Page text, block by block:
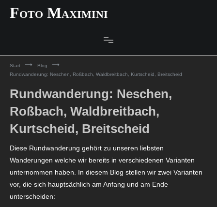
InhaltFoto Maximini
Start
Blog
Rundwanderung: Neschen, Roßbach, Waldbreitbach, Kurtscheid, Breitscheid
Rundwanderung: Neschen,
Roßbach, Waldbreitbach,
Kurtscheid, Breitscheid
Diese Rundwanderung gehört zu unseren liebsten
Wanderungen welche wir bereits in verschiedenen Varianten
unternommen haben. In diesem Blog stellen wir zwei Varianten
vor, die sich hauptsächlich am Anfang und am Ende
unterscheiden: